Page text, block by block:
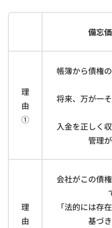
備忘
理
由
①
帳簿から債権
将来、万が一
入金を正しく
管理
理
由
会社がこの債
「法的には存
基づ